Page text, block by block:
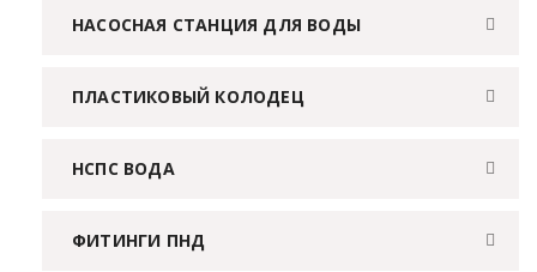
НАСОСНАЯ СТАНЦИЯ ДЛЯ ВОДЫ
ПЛАСТИКОВЫЙ КОЛОДЕЦ
НСПС ВОДА
ФИТИНГИ ПНД